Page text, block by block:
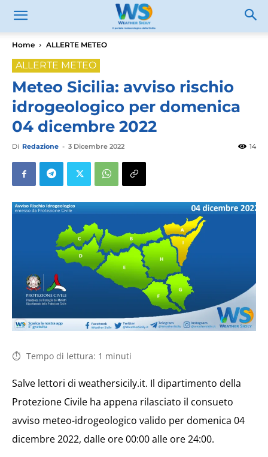
Home ALLERTE METEO
ALLERTE METEO
Meteo Sicilia: avviso rischio
idrogeologico per domenica
04 dicembre 2022
Di Redazione - 3 Dicembre 2022 14
Tempo di lettura: 1 minuti
Salve lettori di weathersicily.it. Il dipartimento della
Protezione Civile ha appena rilasciato il consueto
avviso meteo-idrogeologico valido per domenica 04
dicembre 2022, dalle ore 00:00 alle ore 24:00.